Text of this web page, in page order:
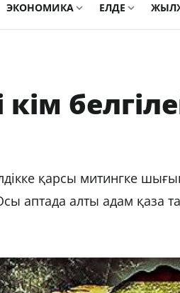
ЭКОНОМИКА ЕЛДЕ
кім
қарсы митингке
аптада алты адам қаза